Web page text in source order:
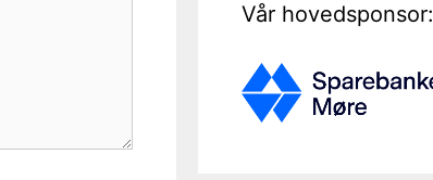
Vår hovedsponsor: